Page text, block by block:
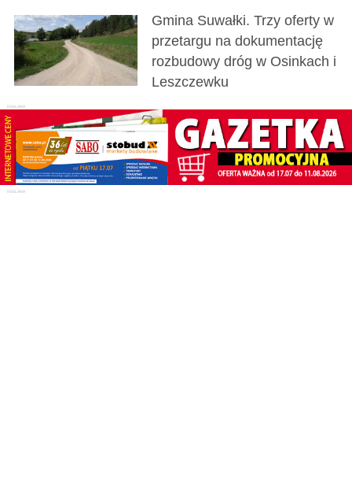
Gmina Suwałki. Trzy oferty w
przetargu na dokumentację
rozbudowy dróg w Osinkach i
Leszczewku